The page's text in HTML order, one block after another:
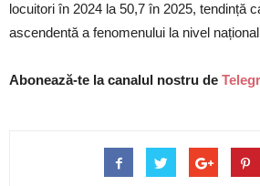
locuitori în 2024 la 50,7 în 2025, tendință
ascendentă a fenomenului la nivel
Abonează-te la canalul nostru de